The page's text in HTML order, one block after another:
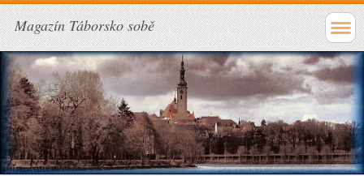
Magazín Táborsko sobě